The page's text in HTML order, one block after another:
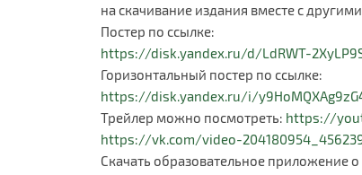
на скачивание издания вместе с
Постер по ссылке:
https://disk.yandex.ru/d/LdRWT-
Горизонтальный постер по ссылке:
https://disk.yandex.ru/i/
Трейлер можно посмотреть: https://
https://vk.com/video-
Скачать образовательное приложение